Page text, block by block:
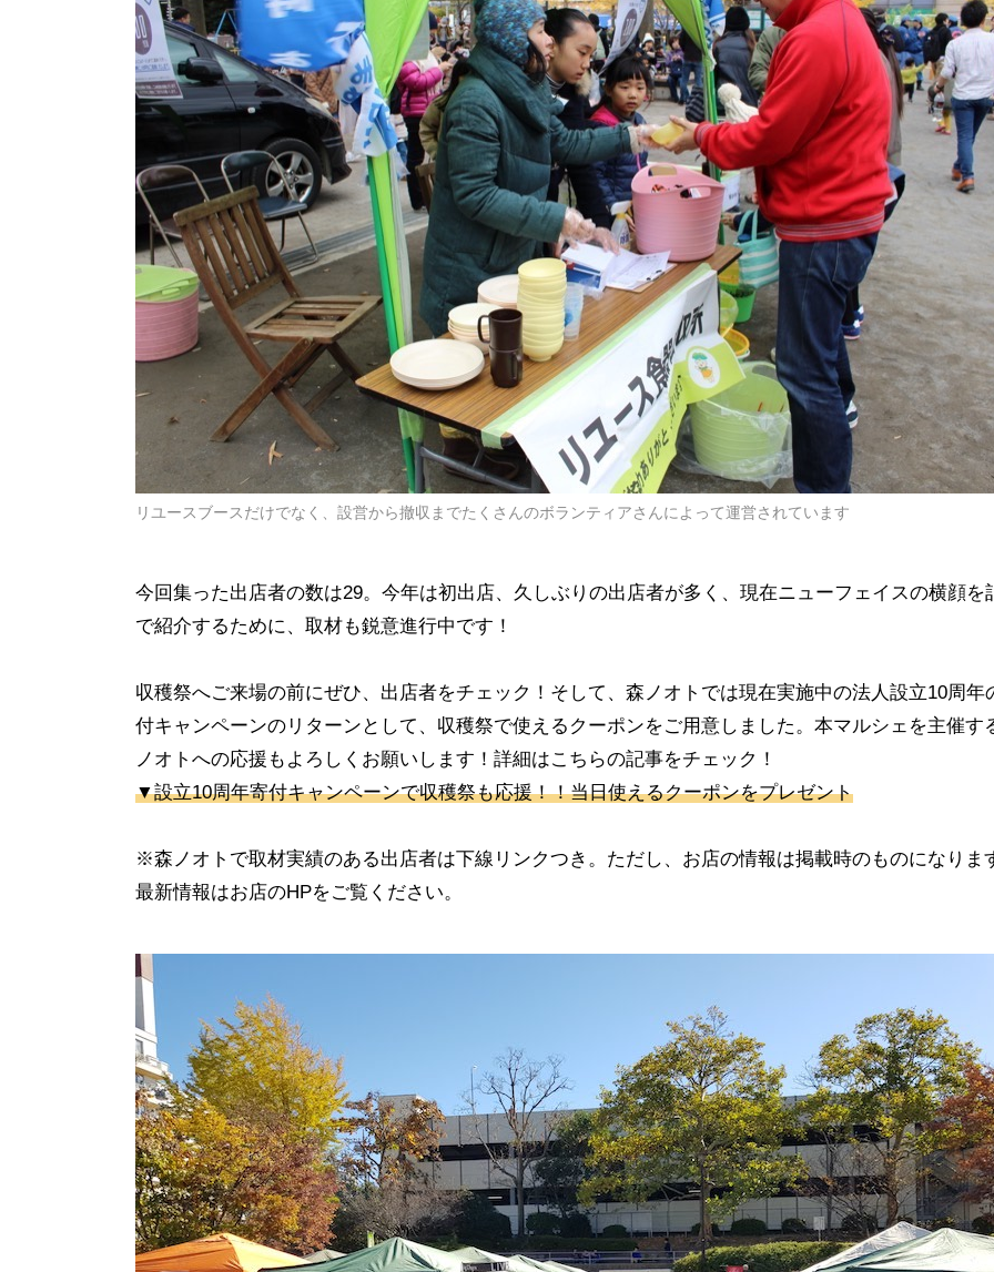
リユースブースだけでなく、設営から撤収までたくさんのボランティアさんによって運営されています
今回集った出店者の数は29。今年は初出店、久しぶりの出店者が多く、現在ニューフェイスの横顔を
で紹介するために、取材も鋭意進行中です！
収穫祭へご来場の前にぜひ、出店者をチェック！そして、森ノオトでは現在実施中の法人設立10周年
付キャンペーンのリターンとして、収穫祭で使えるクーポンをご用意しました。本マルシェを主催す
ノオトへの応援もよろしくお願いします！詳細はこちらの記事をチェック！
▼設立10周年寄付キャンペーンで収穫祭も応援！！当日使えるクーポンをプレゼント
※森ノオトで取材実績のある出店者は下線リンクつき。ただし、お店の情報は掲載時のものになりま
最新情報はお店のHPをご覧ください。